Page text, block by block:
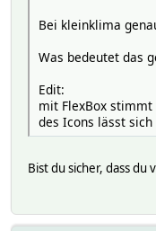
Bei kleinklima
Was bedeutet das
Edit:
mit FlexBox
des Icons lässt
Bist du sicher, dass du